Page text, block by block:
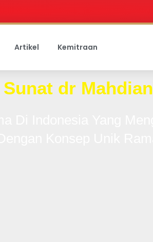
Artikel Kemitraan
dr Mahdian